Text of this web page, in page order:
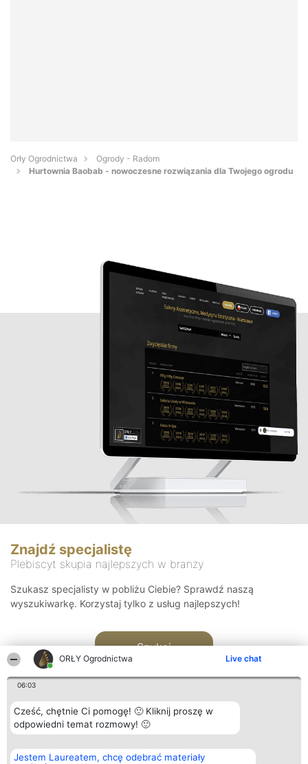
ORŁY Ogrodnictwa Live chat
06:03
Cześć, chętnie Ci pomogę! 🙂 Kliknij proszę w
odpowiedni temat rozmowy! 🙂
Jestem Laureatem, chcę odebrać materiały
Orły Ogrodnictwa
Ogrody - Radom
Hurtownia Baobab - nowoczesne rozwiązania dla Twojego ogrodu
Znajdź specjalistę
Plebiscyt skupia najlepszych w branży
Szukasz specjalisty w pobliżu Ciebie? Sprawdź naszą
wyszukiwarkę. Korzystaj tylko z usług najlepszych!
Szukaj
Organizator plebiscytu
Bright Side Solutions sp. z o.
Plebiscyt
Laureaci
Kontakt
Kontakt